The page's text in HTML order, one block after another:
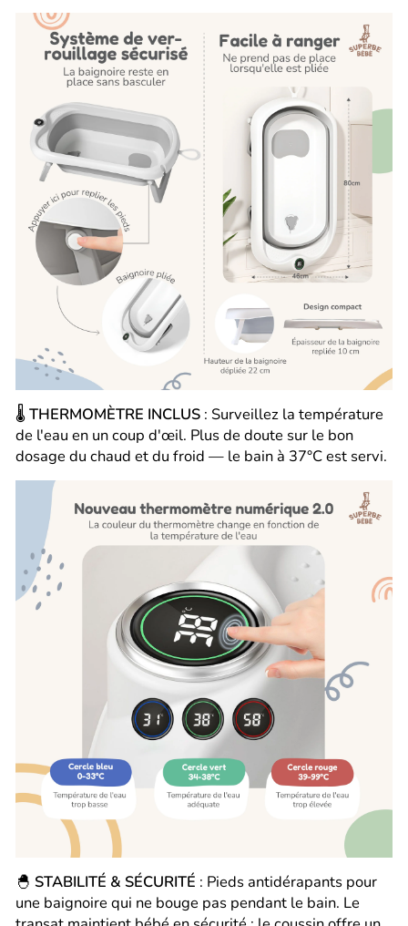
🌡️THERMOMÈTRE INCLUS : Surveillez la température
de l'eau en un coup d'œil. Plus de doute sur le bon
dosage du chaud et du froid — le bain à 37°C est servi.
🐣 STABILITÉ & SÉCURITÉ : Pieds antidérapants pour
une baignoire qui ne bouge pas pendant le bain. Le